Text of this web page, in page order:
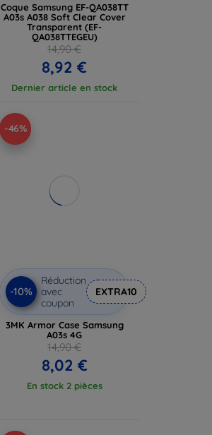
Coque Samsung EF-QA038TT
A03s A038 Soft Clear Cover
Transparent (EF-
QA038TTEGEU)
14,90 €
8,92 €
Dernier article en stock
-46%
-10%
Réduction
avec
coupon
EXTRA10
3MK Armor Case Samsung
A03s 4G
14,90 €
8,02 €
En stock 2 pièces